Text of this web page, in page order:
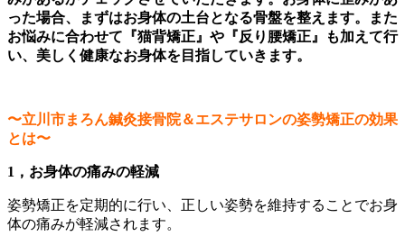
った場合、まずはお身体の土台となる骨盤を整えます。また
お悩みに合わせて『猫背矯正』や『反り腰矯正』も加えて行
い、美しく健康なお身体を目指していきます。
〜立川市まろん鍼灸接骨院＆エステサロンの姿勢矯正の効果
とは〜
1，お身体の痛みの軽減
姿勢矯正を定期的に行い、正しい姿勢を維持することでお身
体の痛みが軽減されます。